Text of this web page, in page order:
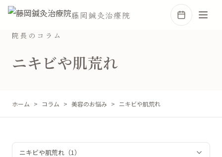
藤岡鍼灸治療院
院長のコラム
ニキビや肌荒れ
ホーム コラム 美容のお悩み ニキビや肌荒れ